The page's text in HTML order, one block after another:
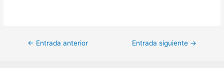
Navegación
← Entrada anterior Entrada siguiente →